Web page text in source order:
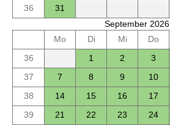
36
31
September 2026
Mo
Di Mi Do
36
1 2 3
37
7 8 9 10
38
14 15 16 17
39
21 22 23 24